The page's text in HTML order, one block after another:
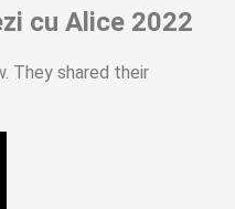
cu Alice 2022
They shared their